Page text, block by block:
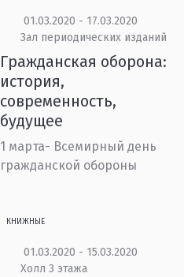
01.03.2020 - 17.03.2020
Зал периодических изданий
Гражданская оборона:
история,
современность,
будущее
1 марта- Всемирный день
гражданской обороны
КНИЖНЫЕ
01.03.2020 - 15.03.2020
Холл 3 этажа